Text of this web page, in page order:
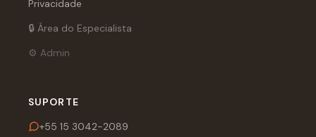
Privacidade
🔒 Área do Especialista
⚙️ Admin
SUPORTE
+55 15 3042-2089